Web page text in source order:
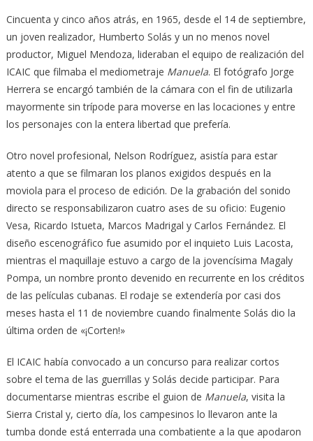
Cincuenta y cinco años atrás, en 1965, desde el 14 de septiembre,
un joven realizador, Humberto Solás y un no menos novel
productor, Miguel Mendoza, lideraban el equipo de realización del
ICAIC que filmaba el mediometraje Manuela. El fotógrafo Jorge
Herrera se encargó también de la cámara con el fin de utilizarla
mayormente sin trípode para moverse en las locaciones y entre
los personajes con la entera libertad que prefería.
Otro novel profesional, Nelson Rodríguez, asistía para estar
atento a que se filmaran los planos exigidos después en la
moviola para el proceso de edición. De la grabación del sonido
directo se responsabilizaron cuatro ases de su oficio: Eugenio
Vesa, Ricardo Istueta, Marcos Madrigal y Carlos Fernández. El
diseño escenográfico fue asumido por el inquieto Luis Lacosta,
mientras el maquillaje estuvo a cargo de la jovencísima Magaly
Pompa, un nombre pronto devenido en recurrente en los créditos
de las películas cubanas. El rodaje se extendería por casi dos
meses hasta el 11 de noviembre cuando finalmente Solás dio la
última orden de «¡Corten!»
El ICAIC había convocado a un concurso para realizar cortos
sobre el tema de las guerrillas y Solás decide participar. Para
documentarse mientras escribe el guion de Manuela, visita la
Sierra Cristal y, cierto día, los campesinos lo llevaron ante la
tumba donde está enterrada una combatiente a la que apodaron